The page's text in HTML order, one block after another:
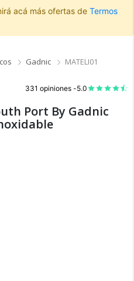
acá más ofertas de Termos
Gadnic MATELI01
331 opiniones -5.0
Port By Gadnic